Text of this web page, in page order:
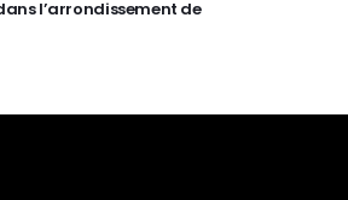
l’arrondissement de